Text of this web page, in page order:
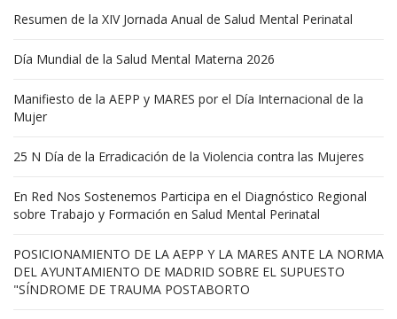
Resumen de la XIV Jornada Anual de Salud Mental Perinatal
Día Mundial de la Salud Mental Materna 2026
Manifiesto de la AEPP y MARES por el Día Internacional de la
Mujer
25 N Día de la Erradicación de la Violencia contra las Mujeres
En Red Nos Sostenemos Participa en el Diagnóstico Regional
sobre Trabajo y Formación en Salud Mental Perinatal
POSICIONAMIENTO DE LA AEPP Y LA MARES ANTE LA NORMA
DEL AYUNTAMIENTO DE MADRID SOBRE EL SUPUESTO
"SÍNDROME DE TRAUMA POSTABORTO